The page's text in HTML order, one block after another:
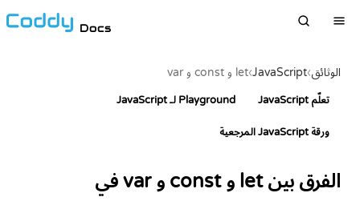
Docs
الوثائق›
JavaScript
›let و const و var
تعلّم JavaScript Playground لـ JavaScript
ورقة JavaScript المرجعية
الفرق بين let و const و var في